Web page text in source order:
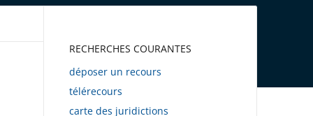
RECHERCHES COURANTES
déposer un recours
télérecours
carte des juridictions